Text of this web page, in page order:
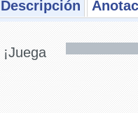
Descripción
¡Juega